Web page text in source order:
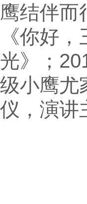
鹰结伴而
《你好
光》；
级小鹰尤
仪，演讲